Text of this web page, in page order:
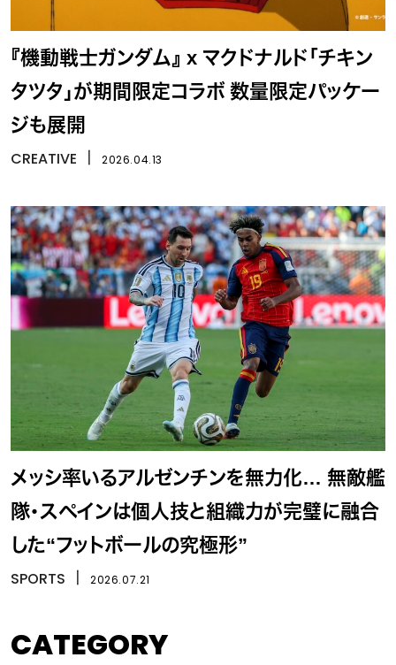
『機動戦士ガンダム』 x マクドナルド「チキン
タツタ」が期間限定コラボ 数量限定パッケー
ジも展開
CREATIVE 2026.04.13
メッシ率いるアルゼンチンを無力化… 無敵艦
隊・スペインは個人技と組織力が完璧に融合
した“フットボールの究極形”
SPORTS 2026.07.21
CATEGORY